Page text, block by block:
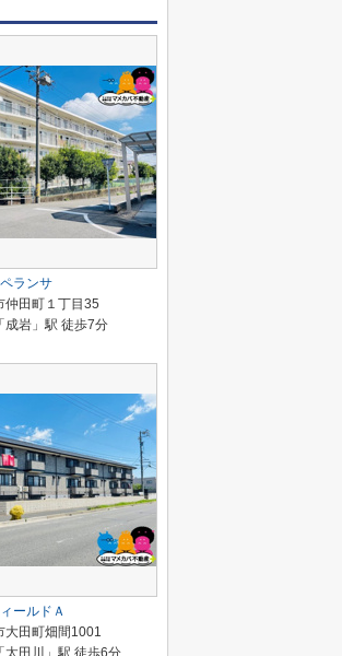
ランサ
仲田町１丁目35
成岩」駅 徒歩7分
ールドＡ
大田町畑間1001
太田川」駅 徒歩6分